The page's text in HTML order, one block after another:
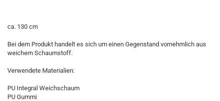
ca. 130 cm
Bei dem Produkt handelt es sich um einen Gegenstand vornehmlich aus
weichem Schaumstoff.
Verwendete Materialien:
PU Integral Weichschaum
PU Gummi